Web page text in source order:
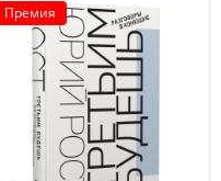
Премия